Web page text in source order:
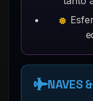
NAVES